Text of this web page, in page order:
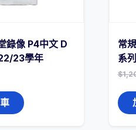
錄像 P4中文 D
23學年
常
系
$